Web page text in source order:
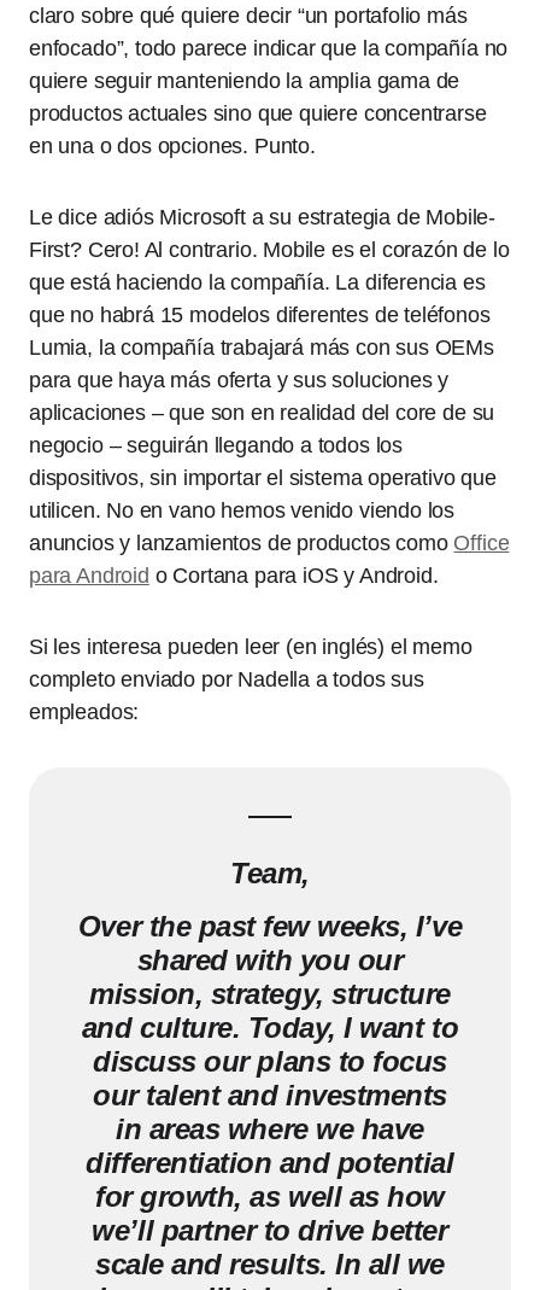
claro sobre qué quiere decir “un portafolio más
enfocado”, todo parece indicar que la compañía no
quiere seguir manteniendo la amplia gama de
productos actuales sino que quiere concentrarse
en una o dos opciones. Punto.
Le dice adiós Microsoft a su estrategia de Mobile-
First? Cero! Al contrario. Mobile es el corazón de lo
que está haciendo la compañía. La diferencia es
que no habrá 15 modelos diferentes de teléfonos
Lumia, la compañía trabajará más con sus OEMs
para que haya más oferta y sus soluciones y
aplicaciones – que son en realidad del core de su
negocio – seguirán llegando a todos los
dispositivos, sin importar el sistema operativo que
utilicen. No en vano hemos venido viendo los
anuncios y lanzamientos de productos como Office
para Android o Cortana para iOS y Android.
Si les interesa pueden leer (en inglés) el memo
completo enviado por Nadella a todos sus
empleados:
Team,
Over the past few weeks, I’ve
shared with you our
mission, strategy, structure
and culture. Today, I want to
discuss our plans to focus
our talent and investments
in areas where we have
differentiation and potential
for growth, as well as how
we’ll partner to drive better
scale and results. In all we